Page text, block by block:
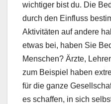
wichtiger bist du. Die
durch den Einfluss
Aktivitäten auf andere
etwas bei, haben Sie
Menschen? Ärzte,
zum Beispiel haben
für die ganze
es schaffen, in sich